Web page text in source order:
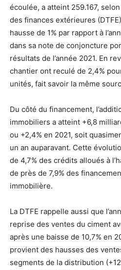
écoulée, a atteint 259.167,
des finances extérieures
hausse de 1% par rapport à
dans sa note de conjoncture
résultats de l’année 2021. En
chantier ont reculé de 2,4%
unités, fait savoir la même
Du côté du financement,
immobiliers a atteint +6,8
ou +2,4% en 2021, soit
un an auparavant. Cette
de 4,7% des crédits alloués à
de près de 7,9% des
immobilière.
La DTFE rappelle aussi que
reprise des ventes du ciment
après une baisse de 10,7% en
provient des hausses des
segments de la distribution